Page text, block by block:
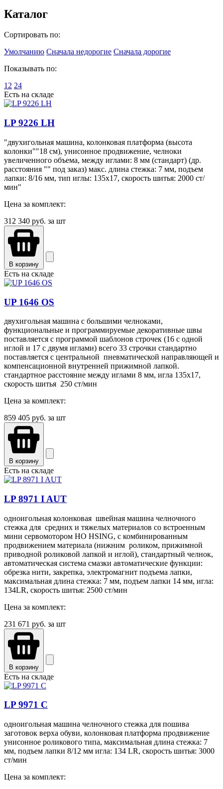
Каталог
Сортировать по:
Умолчанию Сначала недорогие Сначала дорогие
Показывать по:
12 24
Есть на складе
LP 9226 LH
"двухигольная машина, колонковая платформа (высота
колонки""18 см), унисонное продвижение, челноки
увеличенного объема, между иглами: 8 мм (стандарт) (др.
расстояния "" под заказ) макс. длина стежка: 7 мм, подъем
лапки: 8/16 мм, тип иглы: 135х17, скорость шитья: 2000 ст/
мин"
Цена за комплект:
312 340 руб. за шт
В корзину
Есть на складе
UP 1646 OS
двухигольная машина с большими челноками,
функциональные и программируемые декоративные швы
поставляется с программой шаблонов строчек (16 с одной
иглой и 17 с двумя иглами) всего 33 строчки стандартно
поставляется с центральной пневматической направляющей и
компенсационной внутренней прижимной лапкой.
стандартное расстояние между иглами 8 мм, игла 135х17,
скорость шитья 250 ст/мин
Цена за комплект:
859 405 руб. за шт
В корзину
Есть на складе
LP 8971 I AUT
одноигольная колонковая швейная машина челночного
стежка для средних и тяжелых материалов со встроенным
мини сервомотором HO HSING, с комбинированным
продвижением материала (нижним роликом, прижимной
приводной роликовой лапкой и иглой), стандартный челнок,
автоматическая система смазки автоматические функции:
обрезка нити, закрепка, электромагнит подъема лапки,
максимальная длина стежка: 7 мм, подъем лапки 14 мм, игла:
134LR, скорость шитья: 2500 ст/мин
Цена за комплект:
231 671 руб. за шт
В корзину
Есть на складе
LP 9971 C
одноигольная машина челночного стежка для пошива
заготовок верха обуви, колонковая платформа продвижение
унисонное роликового типа, максимальная длина стежка: 7
мм, подъем лапки 8/12 мм игла: 134 LR, скорость шитья: 3000
ст/мин
Цена за комплект: